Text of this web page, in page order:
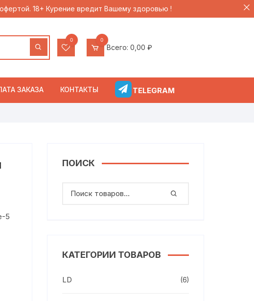
18+ Курение вредит Вашему здоровью !
0 0
Всего: 0,00 ₽
ЗАКАЗА КОНТАКТЫ TELEGRAM
5
ПОИСК
КАТЕГОРИИ ТОВАРОВ
LD (6)